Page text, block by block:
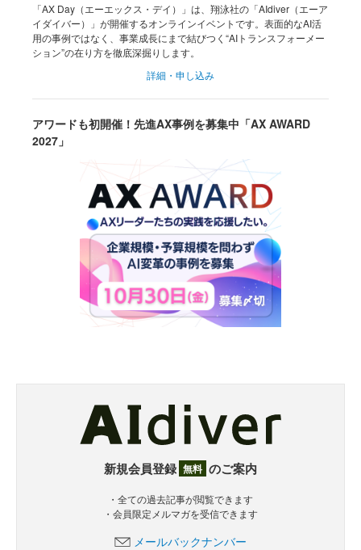
「AX Day（エーエックス・デイ）」は、翔泳社の「AIdiver（エーア
イダイバー）」が開催するオンラインイベントです。表面的なAI活
用の事例ではなく、事業成長にまで結びつく“AIトランスフォーメー
ション”の在り方を徹底深掘りします。
詳細・申し込み
アワードも初開催！先進AX事例を募集中「AX AWARD
2027」
新規会員登録 無料 のご案内
・全ての過去記事が閲覧できます
・会員限定メルマガを受信できます
メールバックナンバー